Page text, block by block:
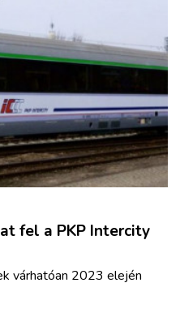
fel a PKP Intercity
várhatóan 2023 elején